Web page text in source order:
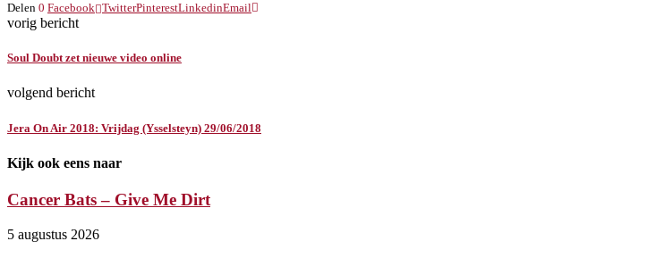
Delen 0 Facebook TwitterPinterestLinkedinEmail
vorig bericht
Soul Doubt zet nieuwe video online
volgend bericht
Jera On Air 2018: Vrijdag (Ysselsteyn) 29/06/2018
Kijk ook eens naar
Cancer Bats – Give Me Dirt
5 augustus 2026